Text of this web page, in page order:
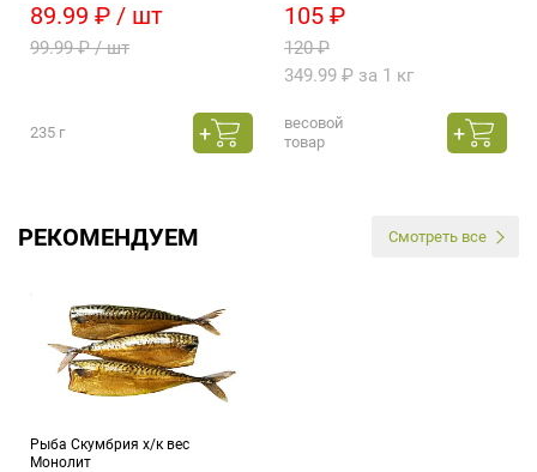
89.99 ₽ / шт
99.99 ₽ / шт
235 г
105 ₽
120 ₽
349.99 ₽ за 1 кг
весовой
товар
РЕКОМЕНДУЕМ Смотреть все
Рыба Скумбрия х/к вес
Монолит